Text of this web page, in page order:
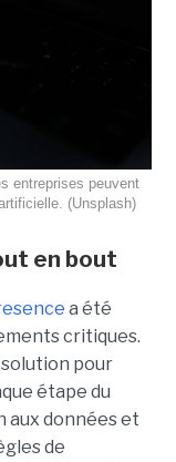
entreprises peuvent
(Unsplash)
en bout
a été
critiques.
pour
étape du
aux données et
de